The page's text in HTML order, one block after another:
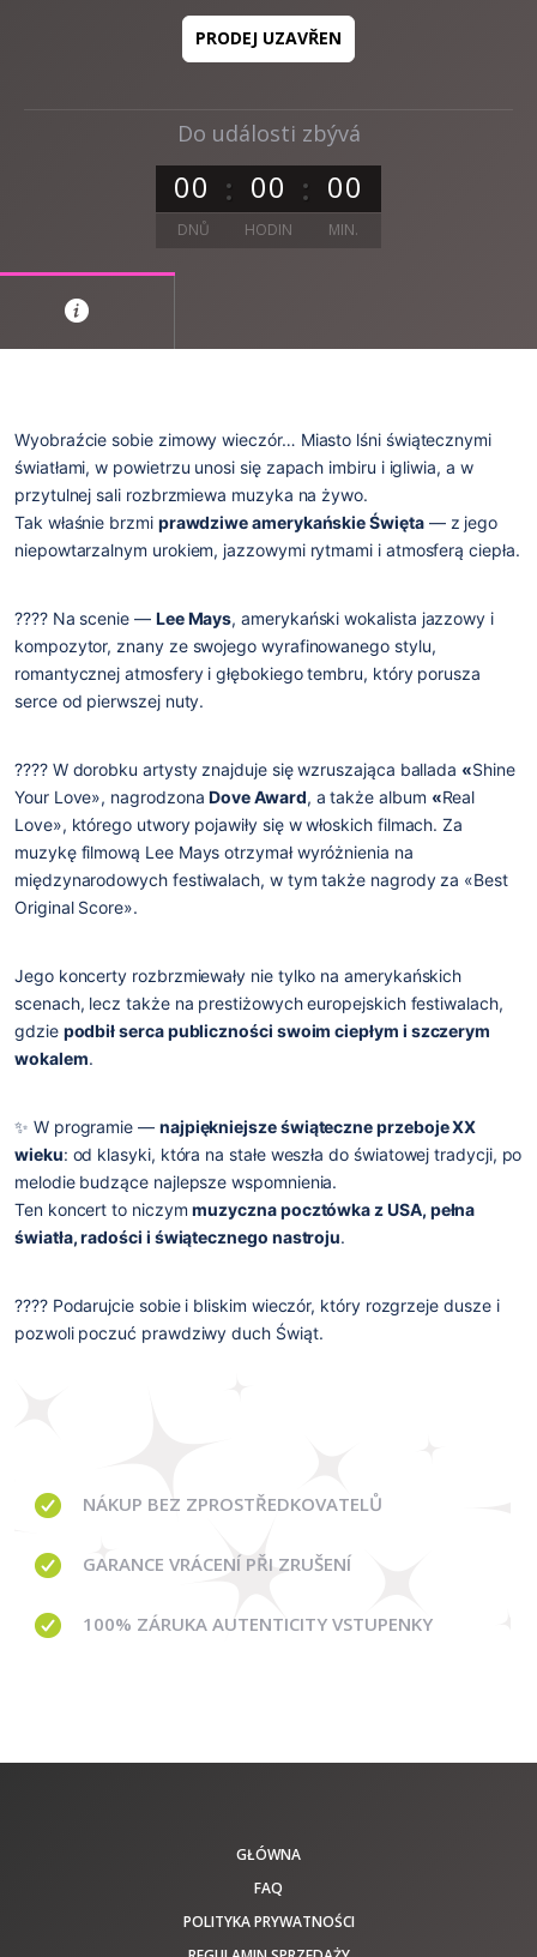
Do události zbývá
00 00 00
DNŮ HODIN MIN.
PRODEJ UZAVŘEN
Wyobraźcie sobie zimowy wieczór… Miasto lśni świątecznymi
światłami, w powietrzu unosi się zapach imbiru i igliwia, a w
przytulnej sali rozbrzmiewa muzyka na żywo.
Tak właśnie brzmi prawdziwe amerykańskie Święta— z jego
niepowtarzalnym urokiem, jazzowymi rytmami i atmosferą ciepła.
???? Na scenie — Lee Mays, amerykański wokalista jazzowy i
kompozytor, znany ze swojego wyrafinowanego stylu,
romantycznej atmosfery i głębokiego tembru, który porusza
serce od pierwszej nuty.
???? W dorobku artysty znajduje się wzruszająca ballada «Shine
Your Love», nagrodzonaDove Award, a także album «Real
Love», którego utwory pojawiły się w włoskich filmach. Za
muzykę filmową Lee Mays otrzymał wyróżnienia na
międzynarodowych festiwalach, w tym także nagrody za «Best
Original Score».
Jego koncerty rozbrzmiewały nie tylko na amerykańskich
scenach, lecz także na prestiżowych europejskich festiwalach,
gdzie podbił serca publiczności swoim ciepłym i szczerym
wokalem.
✨ W programie — najpiękniejsze świąteczne przeboje XX
wieku: od klasyki, która na stałe weszła do światowej tradycji, po
melodie budzące najlepsze wspomnienia.
Ten koncert to niczymmuzyczna pocztówka z USA, pełna
światła, radości i świątecznego nastroju.
???? Podarujcie sobie i bliskim wieczór, który rozgrzeje dusze i
pozwoli poczuć prawdziwy duch Świąt.
NÁKUP BEZ ZPROSTŘEDKOVATELŮ
GARANCE VRÁCENÍ PŘI ZRUŠENÍ
100% ZÁRUKA AUTENTICITY VSTUPENKY
GŁÓWNA
FAQ
POLITYKA PRYWATNOŚCI